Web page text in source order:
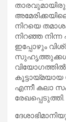
നിറയെ
നിറഞ്ഞ
ഇപ്പോഴും
സുഹൃത്തുക്കൾ.
എന്നീ കലാ
രേഖപ്പെടുത്തി.